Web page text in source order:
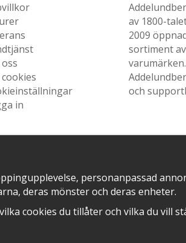
in
av 1800-
2009
sortiment
och
personanpassad
deras mönster och deras enheter.
cookies du tillåter och vilka du vill